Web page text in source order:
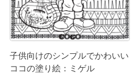
子供向けのシンプルでかわいい
ココの塗り絵：ミゲル